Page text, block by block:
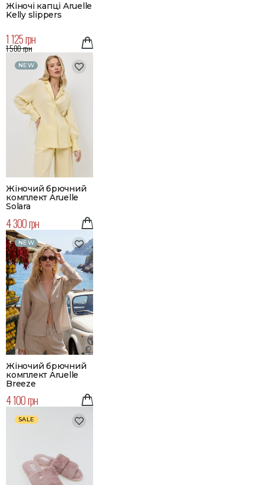
Жіночі капці Aruelle
Kelly slippers
1 125 грн
1 500 грн
NEW
Жіночий брючний
комплект Aruelle
Solara
4 300 грн
NEW
Жіночий брючний
комплект Aruelle
Breeze
4 100 грн
SALE